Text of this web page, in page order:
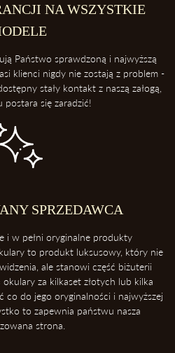
NA WSZYSTKIE
Państwo sprawdzoną i najwyższą
klienci nigdy nie zostają z problem -
stały kontakt z naszą załogą,
postara się zaradzić!
SPRZEDAWCA
i w pełni oryginalne produkty
to produkt luksusowy, który nie
ale stanowi część biżuterii
za kilkaset złotych lub kilka
co do jego oryginalności i najwyższej
to zapewnia państwu nasza
strona.